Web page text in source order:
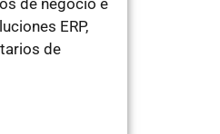
ERP,
de